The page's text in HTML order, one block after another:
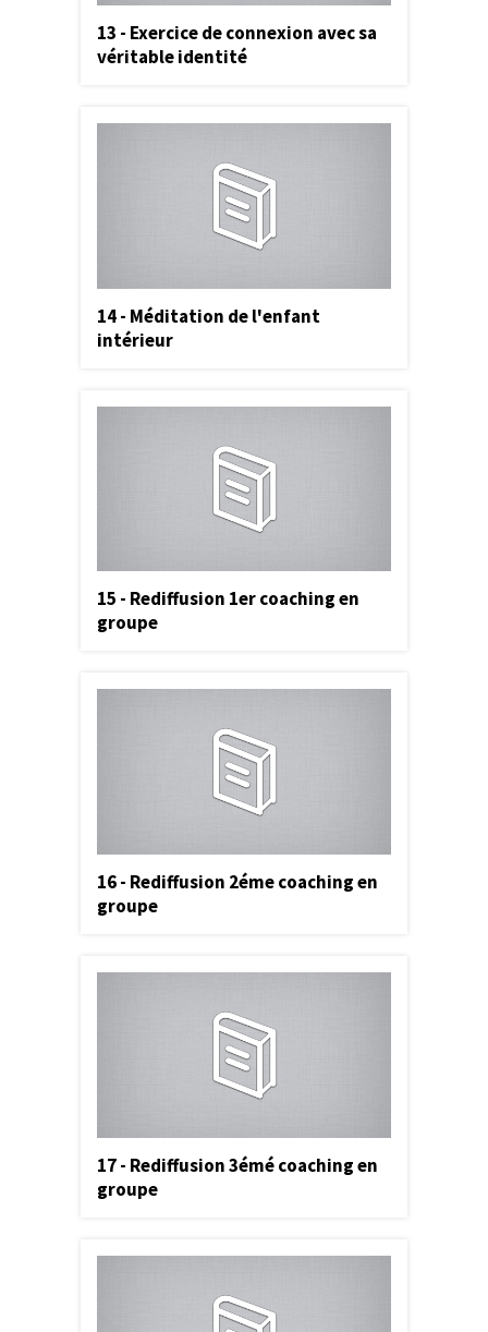
13 - Exercice de connexion avec sa
véritable identité
14 - Méditation de l'enfant
intérieur
15 - Rediffusion 1er coaching en
groupe
16 - Rediffusion 2éme coaching en
groupe
17 - Rediffusion 3émé coaching en
groupe